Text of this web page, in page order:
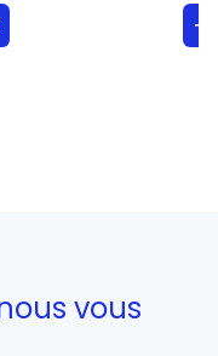
+
vous